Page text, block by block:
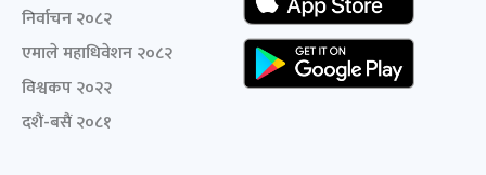
निर्वाचन २०८२
एमाले महाधिवेशन २०८२
विश्वकप २०२२
दशैं-बसैं २०८१